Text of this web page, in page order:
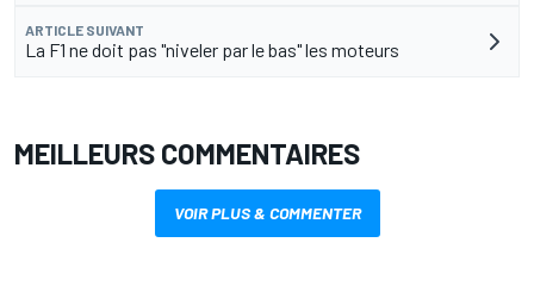
ARTICLE SUIVANT
La F1 ne doit pas "niveler par le bas" les moteurs
MEILLEURS COMMENTAIRES
VOIR PLUS & COMMENTER